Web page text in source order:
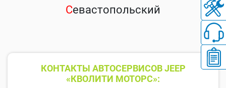
Севастопольский
КОНТАКТЫ АВТОСЕРВИСОВ JEEP
«КВОЛИТИ МОТОРС»: